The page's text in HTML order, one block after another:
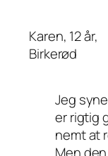
Karen, 12 år,
Birkerød
Jeg
er rigtig
nemt at